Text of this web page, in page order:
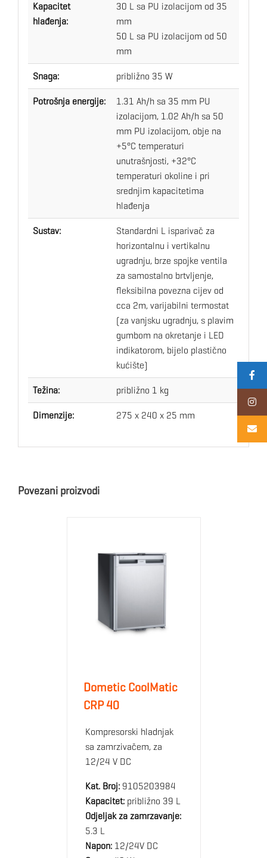
Kapacitet
hlađenja:
30 L sa PU izolacijom od 35
mm
50 L sa PU izolacijom od 50
mm
Snaga: približno 35 W
Potrošnja energije:
1.31 Ah/h sa 35 mm PU
izolacijom, 1.02 Ah/h sa 50
mm PU izolacijom, obje na
+5°C temperaturi
unutrašnjosti, +32°C
temperaturi okoline i pri
srednjim kapacitetima
hlađenja
Sustav:
Standardni L isparivač za
horizontalnu i vertikalnu
ugradnju, brze spojke ventila
za samostalno brtvljenje,
fleksibilna povezna cijev od
cca 2m, varijabilni termostat
(za vanjsku ugradnju, s plavim
gumbom na okretanje i LED
indikatorom, bijelo plastično
kućište)
Težina: približno 1 kg
Dimenzije: 275 x 240 x 25 mm
Povezani proizvodi
Dometic CoolMatic
CRP 40
Kompresorski hladnjak
sa zamrzivačem, za
12/24 V DC
Kat. Broj:9105203984
Kapacitet:približno 39 L
Odjeljak za zamrzavanje:
5.3 L
Napon:12/24V DC